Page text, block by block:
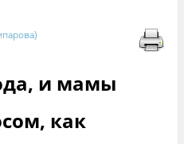
и мамы
как